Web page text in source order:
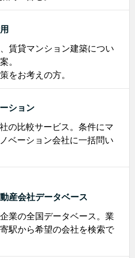
賃貸マンション建築につい
。
をお考えの方。
ション
の比較サービス。条件にマ
ベーション会社に一括問い
産会社データベース
業の全国データベース。業
駅から希望の会社を検索で